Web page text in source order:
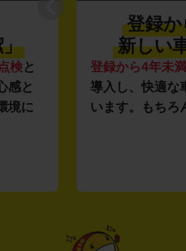
」
検と
感と
境に
登録か
新しい
登録から4年未
導入し、快適な
います。もちろ